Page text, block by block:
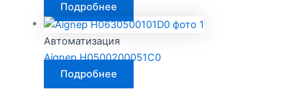
Подробнее
Автоматизация
Aignep H0500200051C0
Подробнее